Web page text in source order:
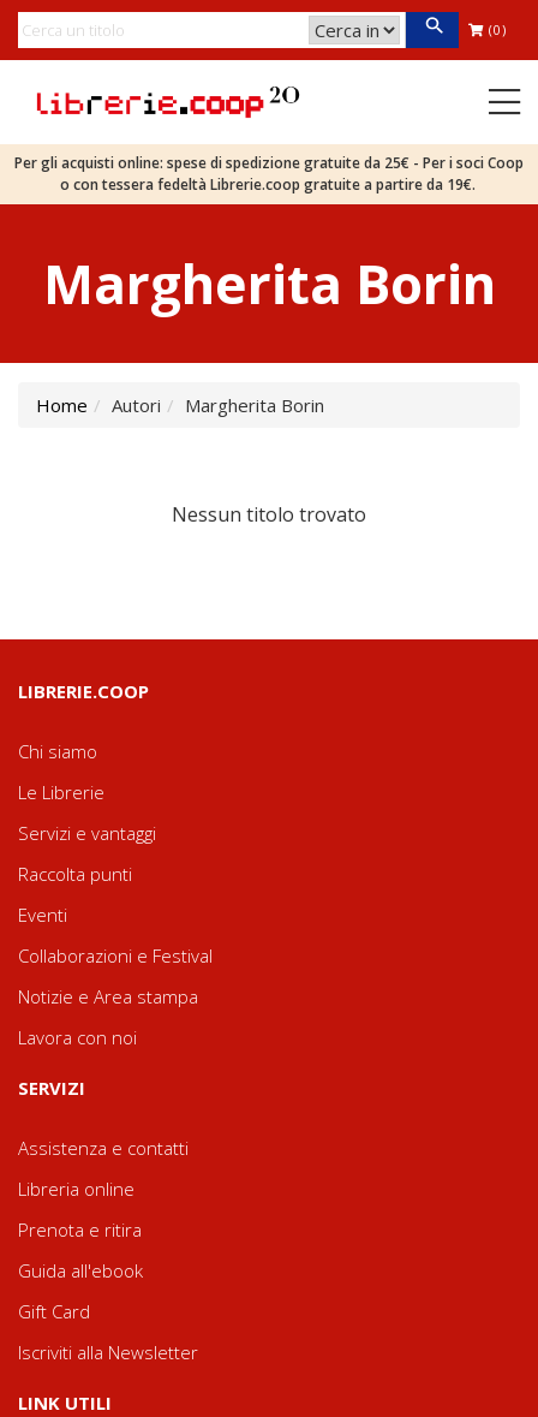
(0)
Per gli acquisti online: spese di spedizione gratuite da 25€ - Per i soci Coop
o con tessera fedeltà Librerie.coop gratuite a partire da 19€.
Margherita Borin
Home Autori Margherita Borin
Nessun titolo trovato
LIBRERIE.COOP
Chi siamo
Le Librerie
Servizi e vantaggi
Raccolta punti
Eventi
Collaborazioni e Festival
Notizie e Area stampa
Lavora con noi
SERVIZI
Assistenza e contatti
Libreria online
Prenota e ritira
Guida all'ebook
Gift Card
Iscriviti alla Newsletter
LINK UTILI